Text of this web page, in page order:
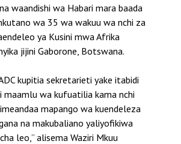
waandishi wa Habari mara baada
wa 35 wa wakuu wa nchi za
ya Kusini mwa Afrika
jijini Gaborone, Botswana.
kupitia sekretarieti yake itabidi
maamlu wa kufuatilia kama nchi
mapango wa kuendeleza
na makubaliano yaliyofikiwa
leo,” alisema Waziri Mkuu